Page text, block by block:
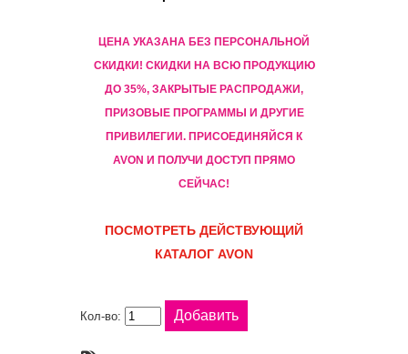
ЦЕНА УКАЗАНА БЕЗ ПЕРСОНАЛЬНОЙ
СКИДКИ! CКИДКИ НА ВСЮ ПРОДУКЦИЮ
ДО 35%, ЗАКРЫТЫЕ РАСПРОДАЖИ,
ПРИЗОВЫЕ ПРОГРАММЫ И ДРУГИЕ
ПРИВИЛЕГИИ. ПРИСОЕДИНЯЙСЯ К
AVON И ПОЛУЧИ ДОСТУП ПРЯМО
СЕЙЧАС!
ПОСМОТРЕТЬ ДЕЙСТВУЮЩИЙ
КАТАЛОГ AVON
Кол-во: